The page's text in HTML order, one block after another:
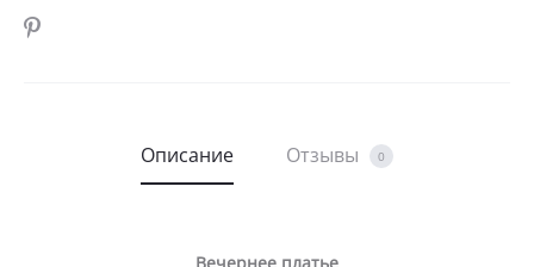
SHARE
Описание Отзывы 0